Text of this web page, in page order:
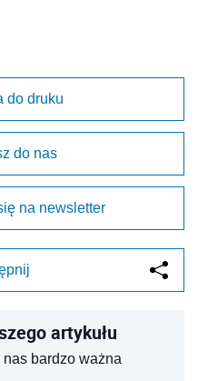
do druku
do nas
na newsletter
artykułu
bardzo ważna